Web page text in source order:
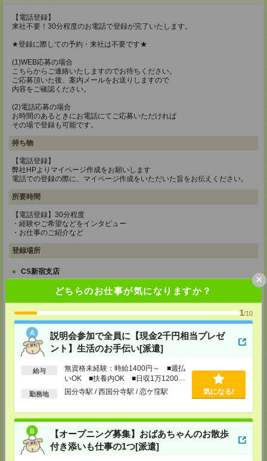
どちらのお仕事が気になりますか？
1/10
説明会参加で全員に【現金2千円相当プレゼ
ント】生活のお手伝い[派遣]
給与
無資格未経験：時給1400円～ ■週払
いOK ■扶養内OK ■日収1万1200円
以上
勤務地 国分寺駅 / 西国分寺駅 / 恋ケ窪駅 気になる!
【オープニング募集】おばあちゃんのお散歩
付き添いも仕事の1つ[派遣]
×
【電話登録】
来社不要！30分程度のお電話で登録が完了いたします。
★登録に際しての予約・来社は不要です★
(1)WEB応募の場合
こちらからご連絡いたしますのでお待ちください。
ご応募頂いた後、案内メールをお送りしますので
内容をご確認ください。
(2)電話応募の場合
お時間のあるときにお電話にてご応募いただければ
その場で登録も可能です。
持ち物
【電話登録】
弊社HPよりマイページ作成をお願いします
電話での登録の際に、マイページ作成をいただいた旨をお伝えください。
所要時間
【電話登録】30分程度
・経験やご希望などをインタビュー
・お仕事のご紹介など
登録場所
CS新宿支店
東京都新宿区西新宿 1-6-1 新宿エルタワー 17F
TEL：0120-659-458
MAIL：CS_SHINJUKU@manpowergroup.jp
担当：採用担当
CS立川支店
〒190-0012
東京都立川市曙町2-34-7 ファーレイーストビル 8F
TEL：0120-659-460
MAIL：CS_TACHIKAWA@manpowergroup.jp
〒220-8136
神奈川県横浜市西区みなとみらい 2-2-1 横浜ランドマークタワー36F
TEL：0120-659-459
MAIL：CS_YOKOHAMA@manpowergroup.jp
担当：採用担当